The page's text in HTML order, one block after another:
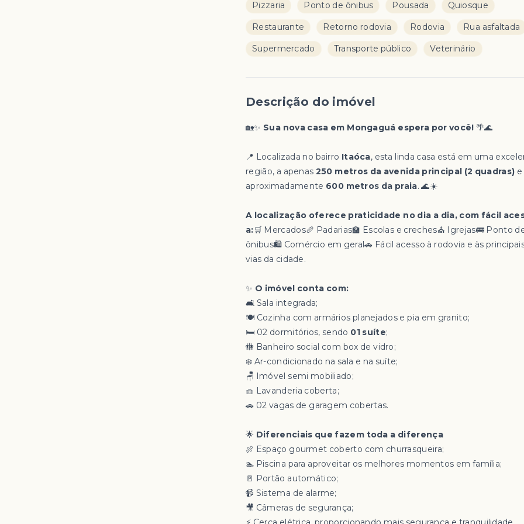
Pizzaria Ponto de ônibus Pousada Quiosque
Restaurante Retorno rodovia Rodovia Rua asfaltada
Supermercado Transporte público Veterinário
Descrição do imóvel
🏡✨ Sua nova casa em Mongaguá espera por você! 🌴🌊
📍 Localizada no bairro Itaóca, esta linda casa está em uma
região, a apenas 250 metros da avenida principal (2 quadras) e
aproximadamente 600 metros da praia. 🌊☀️
A localização oferece praticidade no dia a dia, com fácil
a:🛒 Mercados🥖 Padarias🏫 Escolas e creches⛪ Igrejas🚌 Ponto
ônibus🛍️ Comércio em geral🚗 Fácil acesso à rodovia e às
vias da cidade.
✨ O imóvel conta com:
🛋️ Sala integrada;
🍽️ Cozinha com armários planejados e pia em granito;
🛏️ 02 dormitórios, sendo 01 suíte;
🚻 Banheiro social com box de vidro;
❄️ Ar-condicionado na sala e na suíte;
🪑 Imóvel semi mobiliado;
🧺 Lavanderia coberta;
🚗 02 vagas de garagem cobertas.
🌟 Diferenciais que fazem toda a diferença
🍖 Espaço gourmet coberto com churrasqueira;
🏊 Piscina para aproveitar os melhores momentos em família;
🚪 Portão automático;
📹 Sistema de alarme;
🎥 Câmeras de segurança;